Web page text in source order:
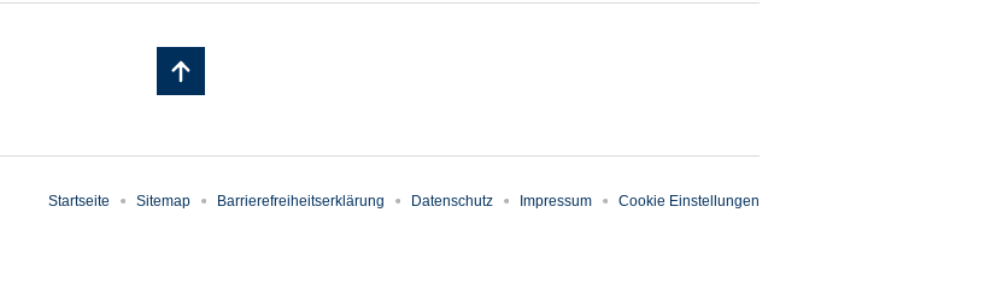
Startseite Sitemap Barrierefreiheitserklärung Datenschutz Impressum Cookie Einstellungen